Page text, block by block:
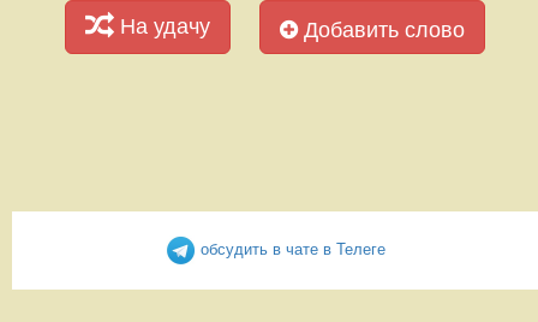
На удачу Добавить слово
обсудить в чате в Телеге